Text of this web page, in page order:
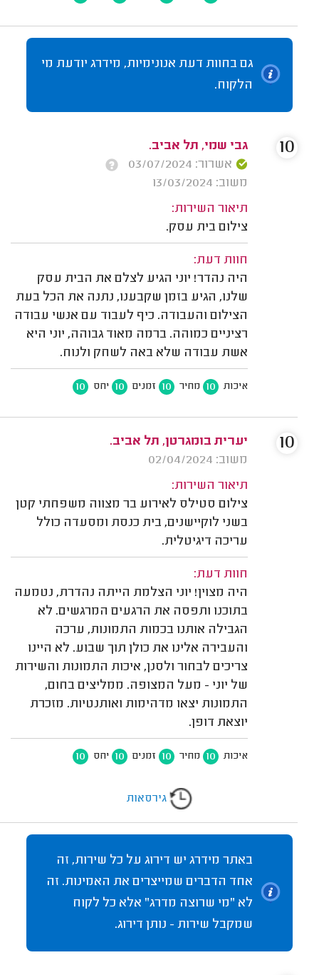
גם בחוות דעת אנונימיות, מידרג יודעת מי
הלקוח.
גבי שמי, תל אביב.
אשרור: 03/07/2024
משוב: 13/03/2024
תיאור השירות:
צילום בית עסק.
חוות דעת:
היה נהדר! יוני הגיע לצלם את הבית עסק
שלנו, הגיע בזמן שקבענו, נתנה את הכל בעת
הצילום והעבודה. כיף לעבוד עם אנשי עבודה
רציניים כמוהה. ברמה מאוד גבוהה, יוני היא
אשת עבודה שלא באה לשחק ולנוח.
איכות 10 מחיר 10 זמנים 10 יחס 10
10
יערית בומגרטן, תל אביב.
משוב: 02/04/2024
תיאור השירות:
צילום סטילס לאירוע בר מצווה משפחתי קטן
בשני לוקיישנים, בית כנסת ומסעדה כולל
עריכה דיגיטלית.
חוות דעת:
היה מצוין! יוני הצלמת הייתה נהדרת, נטמעה
בתוכנו ותפסה את הרגעים המרגשים. לא
הגבילה אותנו בכמות התמונות, ערכה
והעבירה אלינו את כולן תוך שבוע. לא היינו
צריכים לבחור ולסנן, איכות התמונות והשירות
של יוני - מעל המצופה. ממליצים בחום,
התמונות יצאו מדהימות ואותנטיות. מזכרת
יוצאת דופן.
איכות 10 מחיר 10 זמנים 10 יחס 10
10
גירסאות
באתר מידרג יש דירוג על כל שירות, זה
אחד הדברים שמייצרים את האמינות. זה
לא "מי שרוצה מדרג" אלא כל לקוח
שמקבל שירות - נותן דירוג.